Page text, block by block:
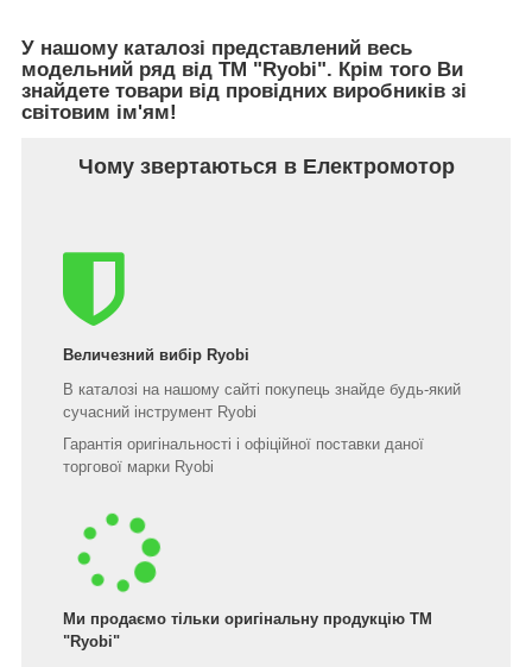
У нашому каталозі представлений весь
модельний ряд від ТМ "Ryobi". Крім того Ви
знайдете товари від провідних виробників зі
світовим ім'ям!
Чому звертаються в Електромотор
Величезний вибір Ryobi
В каталозі на нашому сайті покупець знайде будь-який
сучасний інструмент Ryobi
Гарантія оригінальності і офіційної поставки даної
торгової марки Ryobi
Ми продаємо тільки оригінальну продукцію ТМ
"Ryobi"